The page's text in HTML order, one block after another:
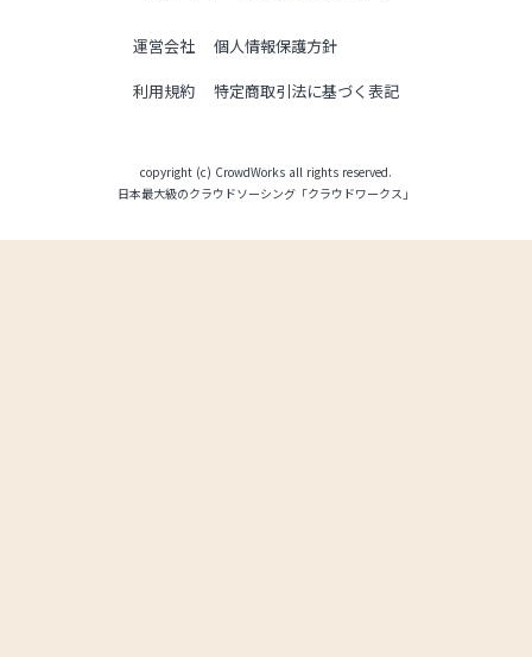
運営会社
利用規約
個人情報保護方針
特定商取引法に基づく表記
copyright (c) CrowdWorks all rights reserved.
日本最大級のクラウドソーシング「クラウドワークス」